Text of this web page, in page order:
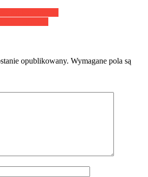
opublikowany. Wymagane pola są